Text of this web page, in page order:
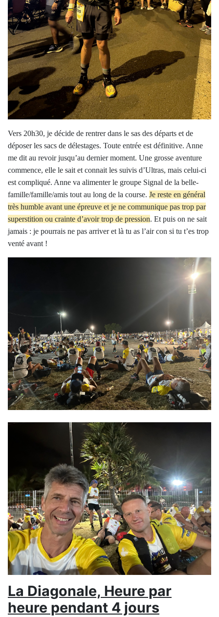
Vers 20h30, je décide de rentrer dans le sas des départs et de
déposer les sacs de délestages. Toute entrée est définitive. Anne
me dit au revoir jusqu’au dernier moment. Une grosse aventure
commence, elle le sait et connait les suivis d’Ultras, mais celui-ci
est compliqué. Anne va alimenter le groupe Signal de la belle-
famille/famille/amis tout au long de la course. Je reste en général
très humble avant une épreuve et je ne communique pas trop par
superstition ou crainte d’avoir trop de pression. Et puis on ne sait
jamais : je pourrais ne pas arriver et là tu as l’air con si tu t’es trop
venté avant !
La Diagonale, Heure par
heure pendant 4 jours